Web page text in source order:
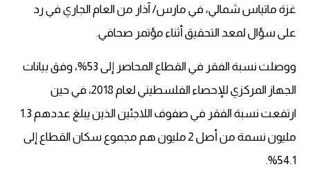
غزة ماتياس شمالي، في مارس/ آذار من العام الجاري في رد
على سؤال لمعد التحقيق أثناء مؤتمر صحافي.
ووصلت نسبة الفقر في القطاع المحاصر إلى 53%، وفق بيانات
الجهاز المركزي للإحصاء الفلسطيني لعام 2018، في حين
ارتفعت نسبة الفقر في صفوف اللاجئين الذين يبلغ عددهم 1.3
مليون نسمة من أصل 2 مليون هم مجموع سكان القطاع إلى
54.1%.